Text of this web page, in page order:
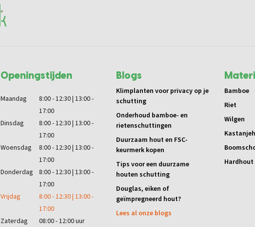
Openingstijden
Maandag
8:00 - 12:30 | 13:00 -
17:00
Dinsdag
8:00 - 12:30 | 13:00 -
17:00
Woensdag
8:00 - 12:30 | 13:00 -
17:00
Donderdag
8:00 - 12:30 | 13:00 -
17:00
Vrijdag
8:00 - 12:30 | 13:00 -
17:00
Zaterdag
08:00 - 12:00 uur
Blogs
Klimplanten voor privacy op je
schutting
Onderhoud bamboe- en
rietenschuttingen
Duurzaam hout en FSC-
keurmerk kopen
Tips voor een duurzame
houten schutting
Douglas, eiken of
geïmpregneerd hout?
Lees al onze blogs
Bamboe
Riet
Wilgen
Hardhout